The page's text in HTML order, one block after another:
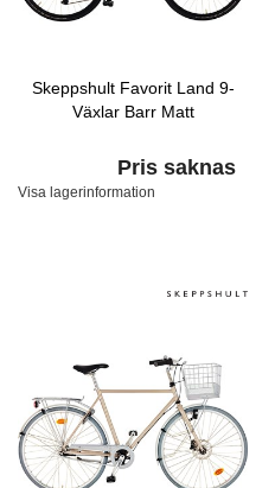
Skeppshult Favorit Land 9-
Växlar Barr Matt
Pris saknas
Visa lagerinformation